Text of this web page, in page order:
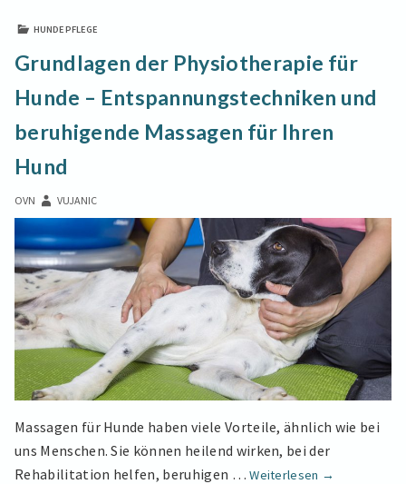
HUNDEPFLEGE
Grundlagen der Physiotherapie für
Hunde – Entspannungstechniken und
beruhigende Massagen für Ihren
Hund
OVN VUJANIC
Massagen für Hunde haben viele Vorteile, ähnlich wie bei
uns Menschen. Sie können heilend wirken, bei der
Rehabilitation helfen, beruhigen …Weiterlesen
Grundlagen
→